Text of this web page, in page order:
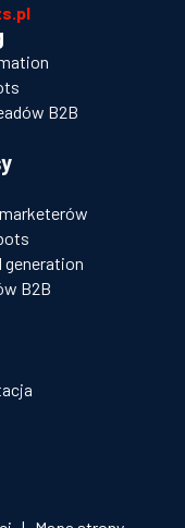
B2B
generation
B2B